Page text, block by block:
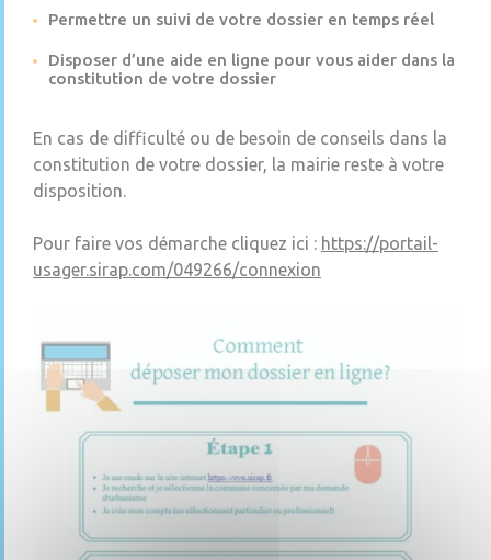
Permettre un suivi de votre dossier en temps réel
Disposer d’une aide en ligne pour vous aider dans la
constitution de votre dossier
En cas de difficulté ou de besoin de conseils dans la
constitution de votre dossier, la mairie reste à votre
disposition.
Pour faire vos démarche cliquez ici : https://portail-
usager.sirap.com/049266/connexion